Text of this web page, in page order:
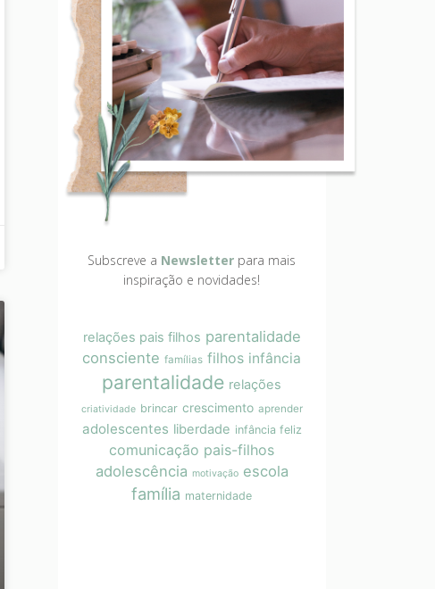
Subscreve a Newsletter para mais
inspiração e novidades!
relações pais filhos parentalidade
consciente famílias filhos infância
parentalidade relações
criatividade brincar crescimento aprender
adolescentes liberdade infância feliz
comunicação pais-filhos
adolescência motivação escola
família maternidade